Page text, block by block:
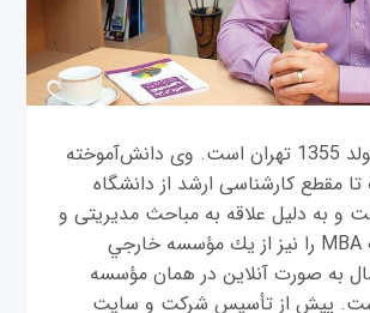
ژان بقوسيان متولد 1355 تهران است. وی دانش‌آموخته
تا مقطع کارشناسی ارشد از دانشگاه
و به دليل علاقه‌ به مباحث مديريتی و
بازاريابي، مدرك MBA را نيز از يك مؤسسه خارجي
به صورت آنلاين در همان مؤسسه
پيش از تأسيس شركت و سايت